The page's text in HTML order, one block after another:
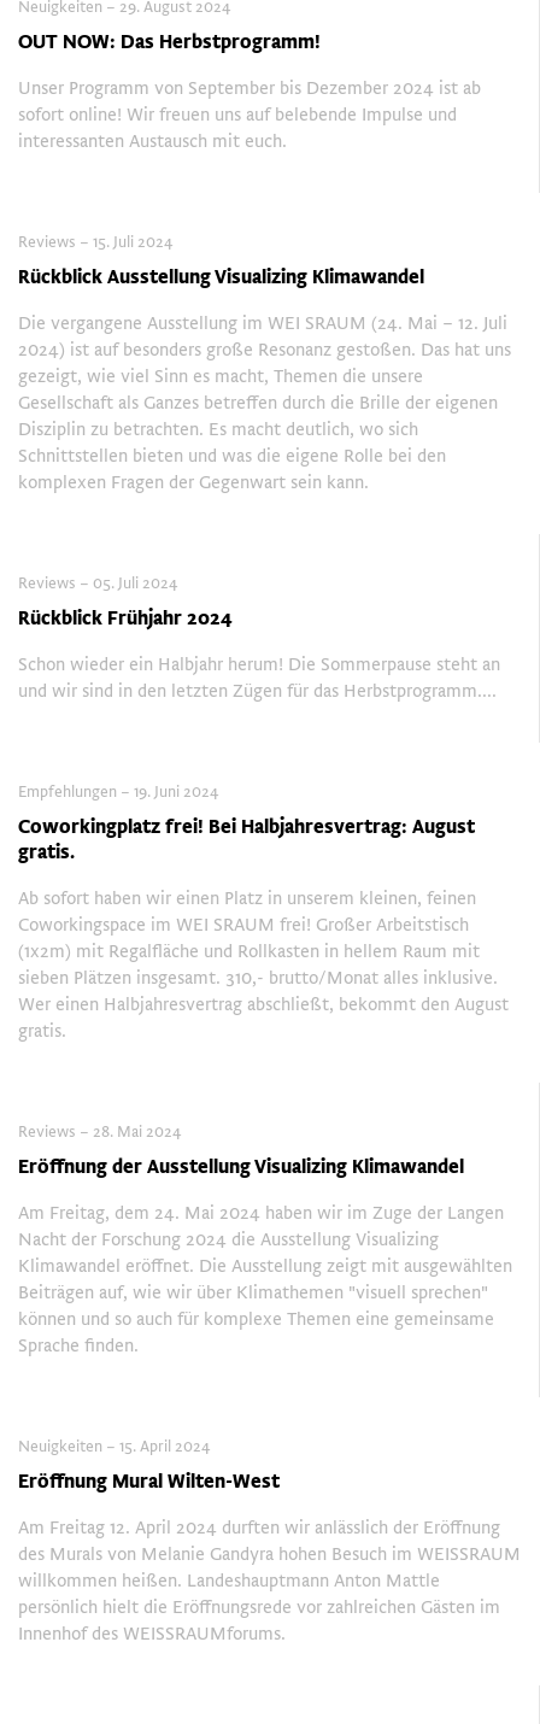
Neuigkeiten – 29. August 2024
OUT NOW: Das Herbstprogramm!
Unser Programm von September bis Dezember 2024 ist ab
sofort online! Wir freuen uns auf belebende Impulse und
interessanten Austausch mit euch.
Reviews – 15. Juli 2024
Rückblick Ausstellung Visualizing Klimawandel
Die vergangene Ausstellung im WEI SRAUM (24. Mai – 12. Juli
2024) ist auf besonders große Resonanz gestoßen. Das hat uns
gezeigt, wie viel Sinn es macht, Themen die unsere
Gesellschaft als Ganzes betreffen durch die Brille der eigenen
Disziplin zu betrachten. Es macht deutlich, wo sich
Schnittstellen bieten und was die eigene Rolle bei den
komplexen Fragen der Gegenwart sein kann.
Reviews – 05. Juli 2024
Rückblick Frühjahr 2024
Schon wieder ein Halbjahr herum! Die Sommerpause steht an
und wir sind in den letzten Zügen für das Herbstprogramm....
Empfehlungen – 19. Juni 2024
Coworkingplatz frei! Bei Halbjahresvertrag: August
gratis.
Ab sofort haben wir einen Platz in unserem kleinen, feinen
Coworkingspace im WEI SRAUM frei! Großer Arbeitstisch
(1x2m) mit Regalfläche und Rollkasten in hellem Raum mit
sieben Plätzen insgesamt. 310,- brutto/Monat alles inklusive.
Wer einen Halbjahresvertrag abschließt, bekommt den August
gratis.
Reviews – 28. Mai 2024
Eröffnung der Ausstellung Visualizing Klimawandel
Am Freitag, dem 24. Mai 2024 haben wir im Zuge der Langen
Nacht der Forschung 2024 die Ausstellung Visualizing
Klimawandel eröffnet. Die Ausstellung zeigt mit ausgewählten
Beiträgen auf, wie wir über Klimathemen "visuell sprechen"
können und so auch für komplexe Themen eine gemeinsame
Sprache finden.
Neuigkeiten – 15. April 2024
Eröffnung Mural Wilten-West
Am Freitag 12. April 2024 durften wir anlässlich der Eröffnung
des Murals von Melanie Gandyra hohen Besuch im WEISSRAUM
willkommen heißen. Landeshauptmann Anton Mattle
persönlich hielt die Eröffnungsrede vor zahlreichen Gästen im
Innenhof des WEISSRAUMforums.